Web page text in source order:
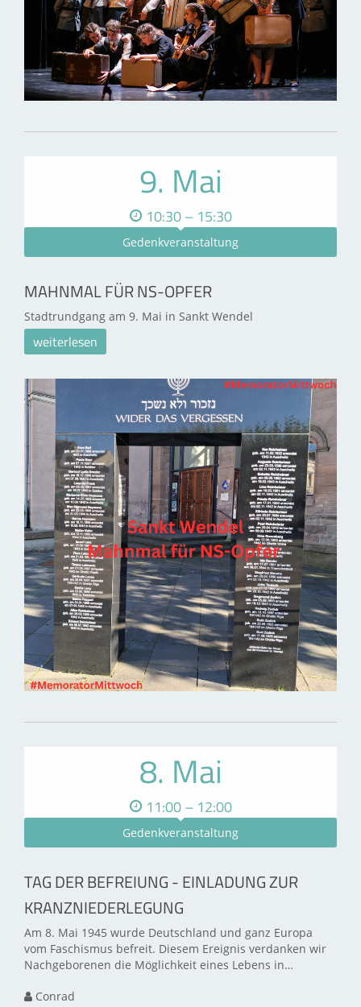
9. Mai
10:30 – 15:30
Gedenkveranstaltung
MAHNMAL FÜR NS-OPFER
Stadtrundgang am 9. Mai in Sankt Wendel
weiterlesen
8. Mai
11:00 – 12:00
Gedenkveranstaltung
TAG DER BEFREIUNG - EINLADUNG ZUR
KRANZNIEDERLEGUNG
Am 8. Mai 1945 wurde Deutschland und ganz Europa
vom Faschismus befreit. Diesem Ereignis verdanken wir
Nachgeborenen die Möglichkeit eines Lebens in…
Conrad